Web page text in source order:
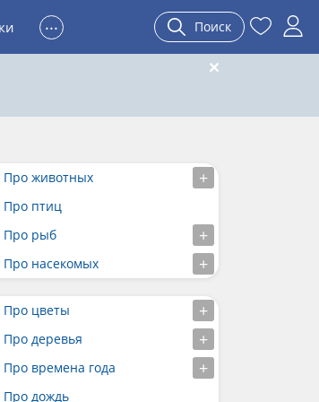
... Поиск
Про животных
Про птиц
Про рыб
Про насекомых
Про цветы
Про деревья
Про времена года
Про дождь